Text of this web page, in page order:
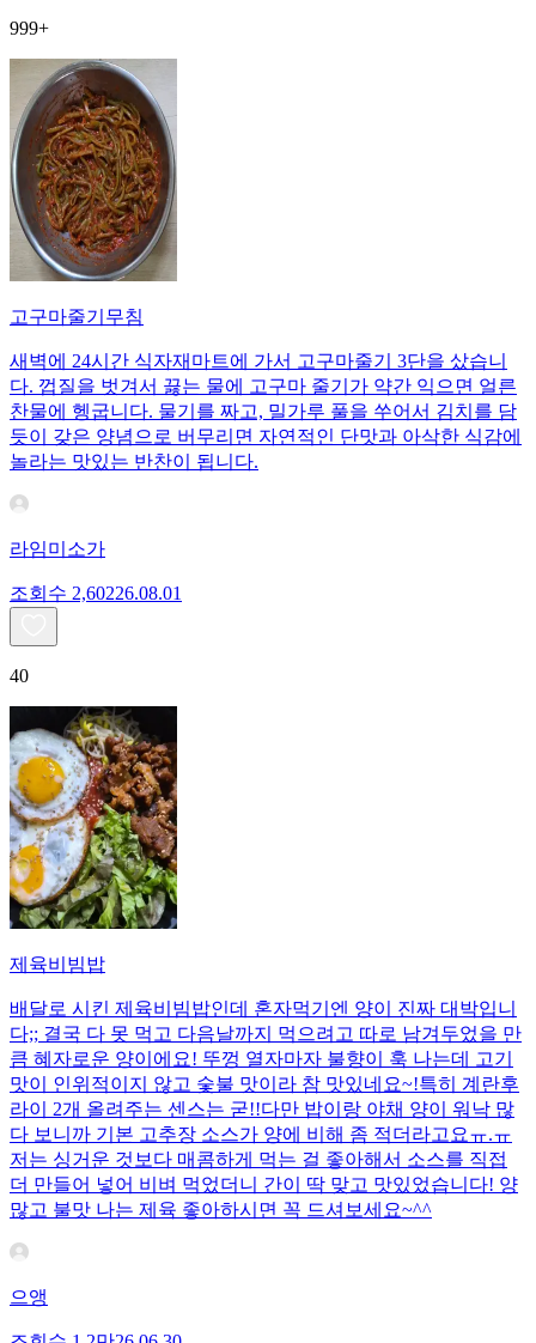
999+
고구마줄기무침
새벽에 24시간 식자재마트에 가서 고구마줄기 3단을 샀습니
다. 껍질을 벗겨서 끓는 물에 고구마 줄기가 약간 익으면 얼른
찬물에 헹굽니다. 물기를 짜고, 밀가루 풀을 쑤어서 김치를 담
듯이 갖은 양념으로 버무리면 자연적인 단맛과 아삭한 식감에
놀라는 맛있는 반찬이 됩니다.
라임미소가
조회수 2,60226.08.01
40
제육비빔밥
배달로 시킨 제육비빔밥인데 혼자먹기엔 양이 진짜 대박입니
다;; 결국 다 못 먹고 다음날까지 먹으려고 따로 남겨두었을 만
큼 혜자로운 양이에요! 뚜껑 열자마자 불향이 훅 나는데 고기
맛이 인위적이지 않고 숯불 맛이라 참 맛있네요~!특히 계란후
라이 2개 올려주는 센스는 굳!! ​다만 밥이랑 야채 양이 워낙 많
다 보니까 기본 고추장 소스가 양에 비해 좀 적더라고요ㅠ.ㅠ
저는 싱거운 것보다 매콤하게 먹는 걸 좋아해서 소스를 직접
더 만들어 넣어 비벼 먹었더니 간이 딱 맞고 맛있었습니다! 양
많고 불맛 나는 제육 좋아하시면 꼭 드셔보세요~^^
으앵